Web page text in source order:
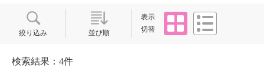
絞り込み 並び順
表示
切替
タイル
検索結果：4件